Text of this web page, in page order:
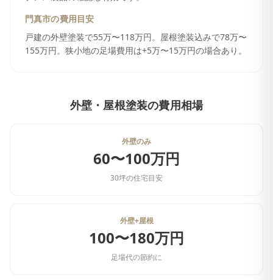
門真市の費用目安
戸建の外壁塗装で55万〜118万円。屋根塗装込みで78万〜
155万円。狭小地の足場費用は+5万〜15万円の場合あり。
外壁・屋根塗装の費用相場
外壁のみ
60〜100万円
30坪の住宅目安
外壁+屋根
100〜180万円
足場代の節約に